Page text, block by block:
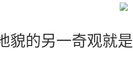
貌的另一奇观就